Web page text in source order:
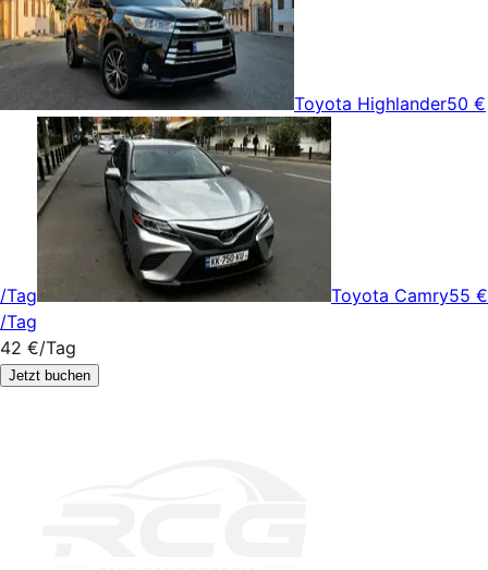
Toyota Highlander50 €
/Tag Toyota Camry55 €
/Tag
42 €/Tag
Jetzt buchen